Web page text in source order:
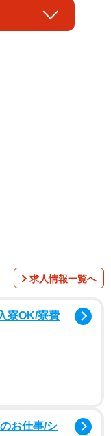
国思想文化学研究
ルーチップ」
切手のような紙
、『これは何だろ
を知らなかったと
求人情報一覧へ
寮OK/寮費
お仕事/シ